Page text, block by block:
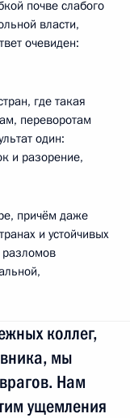
почве слабого
власти,
очевиден:
где такая
переворотам
один:
и разорение,
причём даже
и устойчивых
разломов
коллег,
мы
Нам
ущемления